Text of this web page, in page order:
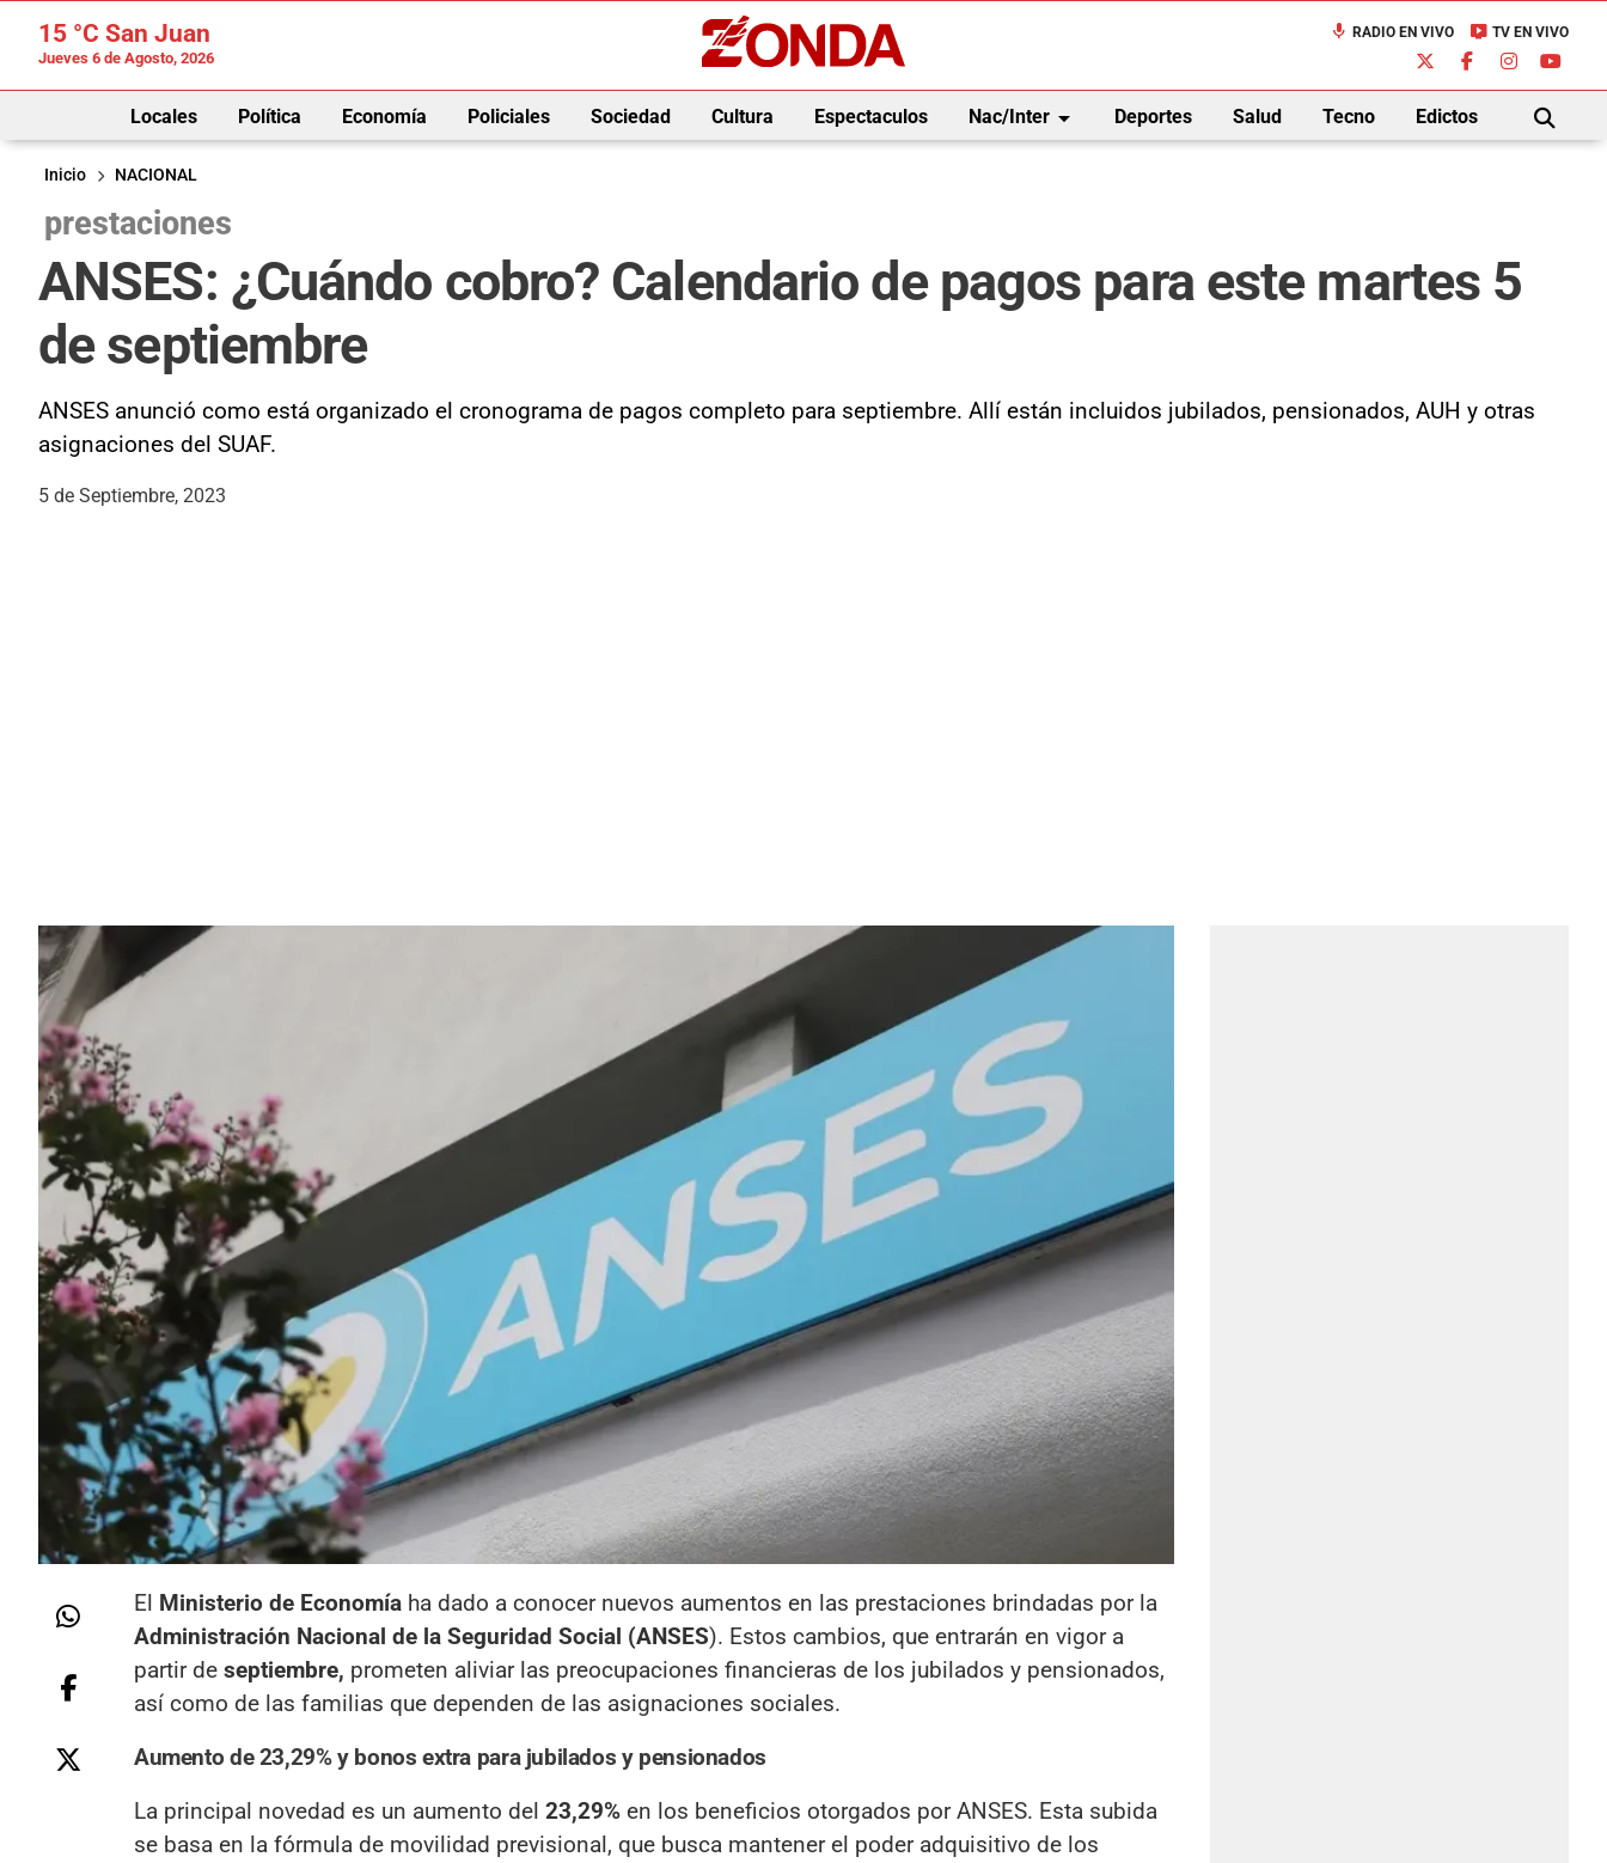
15 °C San Juan
Jueves 6 de Agosto, 2026
mic RADIO EN VIVO live_tv TV EN VIVO
Locales Política Economía Policiales Sociedad Cultura Espectaculos Nac/Interarrow_drop_down Deportes Salud Tecno Edictos
BUSCAR
Inicio
NACIONAL
prestaciones
ANSES: ¿Cuándo cobro? Calendario de pagos para este martes 5
de septiembre
ANSES anunció como está organizado el cronograma de pagos completo para septiembre. Allí están incluidos jubilados, pensionados, AUH y otras
asignaciones del SUAF.
5 de Septiembre, 2023
El Ministerio de Economía ha dado a conocer nuevos aumentos en las prestaciones brindadas por la
Administración Nacional de la Seguridad Social (ANSES). Estos cambios, que entrarán en vigor a
partir de septiembre, prometen aliviar las preocupaciones financieras de los jubilados y pensionados,
así como de las familias que dependen de las asignaciones sociales.
Aumento de 23,29% y bonos extra para jubilados y pensionados
La principal novedad es un aumento del 23,29% en los beneficios otorgados por ANSES. Esta subida
se basa en la fórmula de movilidad previsional, que busca mantener el poder adquisitivo de los